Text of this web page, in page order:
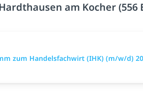
am Kocher (556
zum Handelsfachwirt (IHK) (m/w/d)